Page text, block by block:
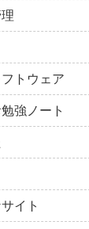
トウェア
強ノート
イト